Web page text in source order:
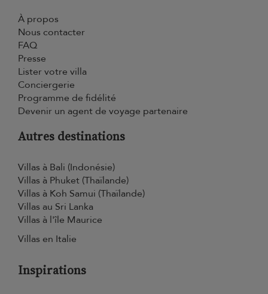
À propos
Nous contacter
FAQ
Presse
Lister votre villa
Conciergerie
Programme de fidélité
Devenir un agent de voyage partenaire
Autres destinations
Villas à Bali (Indonésie)
Villas à Phuket (Thaïlande)
Villas à Koh Samui (Thaïlande)
Villas au Sri Lanka
Villas à l'île Maurice
Villas en Italie
Inspirations